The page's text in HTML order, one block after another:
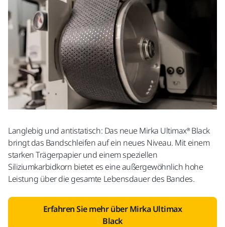
Langlebig und antistatisch: Das neue Mirka Ultimax® Black
bringt das Bandschleifen auf ein neues Niveau. Mit einem
starken Trägerpapier und einem speziellen
Siliziumkarbidkorn bietet es eine außergewöhnlich hohe
Leistung über die gesamte Lebensdauer des Bandes.
Erfahren Sie mehr über Mirka Ultimax
Black